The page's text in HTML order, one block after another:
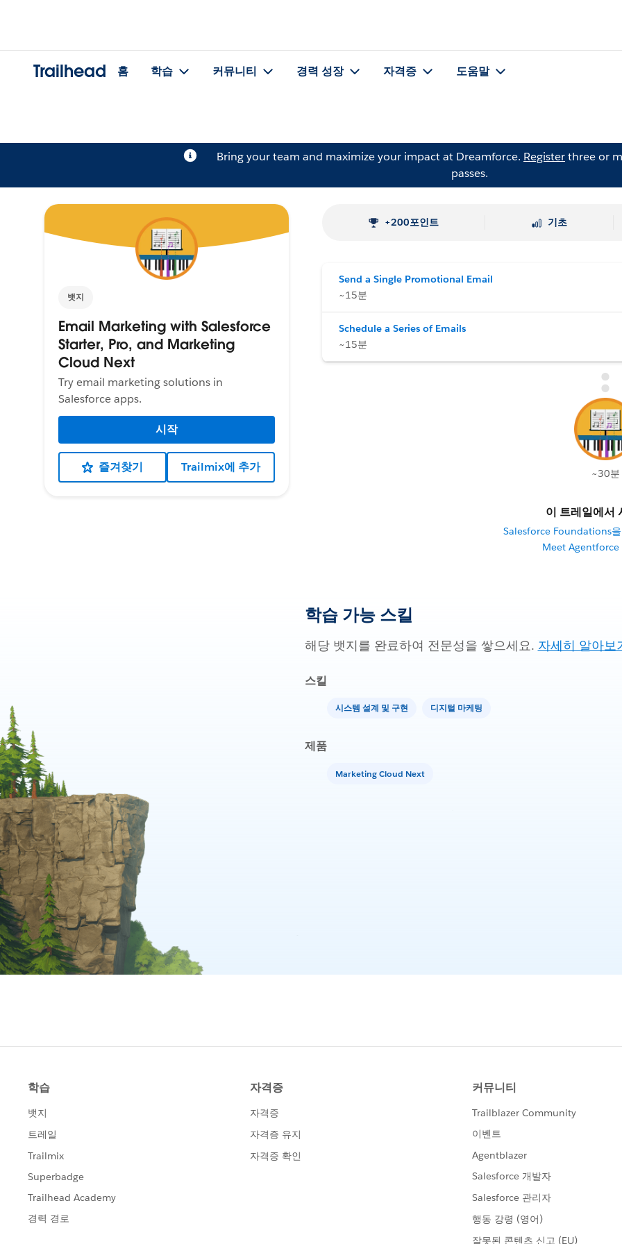
Trailhead 홈 학습 커뮤니티 경력 성장 자격증 도움말
Bring your team and maximize your impact at Dreamforce. Registerthree or
passes.
뱃지
Email Marketing with Salesforce
Starter, Pro, and Marketing
Cloud Next
Try email marketing solutions in
Salesforce apps.
시작
즐겨찾기 Trailmix에 추가
+200포인트 기초
Send a Single Promotional Email
~15분
Schedule a Series of Emails
~15분
~30분
이 트레일에서
Salesforce Foundations
Meet
학습 가능 스킬
해당 뱃지를 완료하여 전문성을 쌓으세요. 자세히 알아보
스킬
시스템 설계 및 구현 디지털 마케팅
제품
Marketing Cloud Next